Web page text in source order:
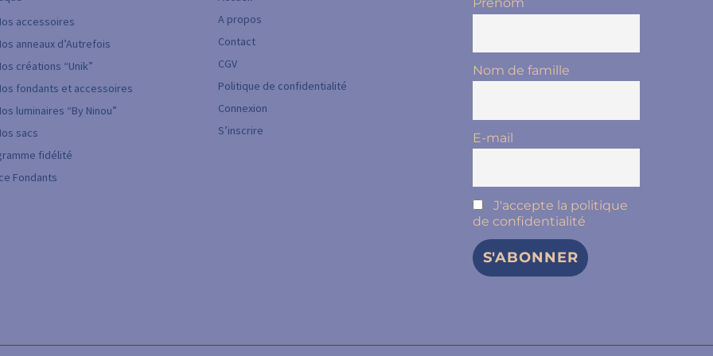
accessoires
anneaux d’Autrefois
créations “Unik”
fondants et accessoires
luminaires “By Ninou”
sacs
fidélité
Fondants
A propos
Contact
CGV
Politique de confidentialité
Connexion
S’inscrire
Nom de famille
E-mail
J'accepte la politique
de confidentialité